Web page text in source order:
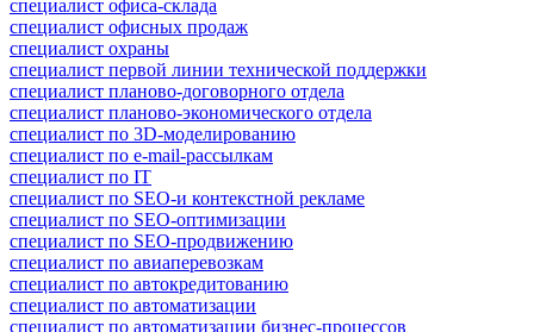
специалист офиса-склада
специалист офисных продаж
специалист охраны
специалист первой линии технической поддержки
специалист планово-договорного отдела
специалист планово-экономического отдела
специалист по 3D-моделированию
специалист по e-mail-рассылкам
специалист по IT
специалист по SEO-и контекстной рекламе
специалист по SEO-оптимизации
специалист по SEO-продвижению
специалист по авиаперевозкам
специалист по автокредитованию
специалист по автоматизации
специалист по автоматизации бизнес-процессов